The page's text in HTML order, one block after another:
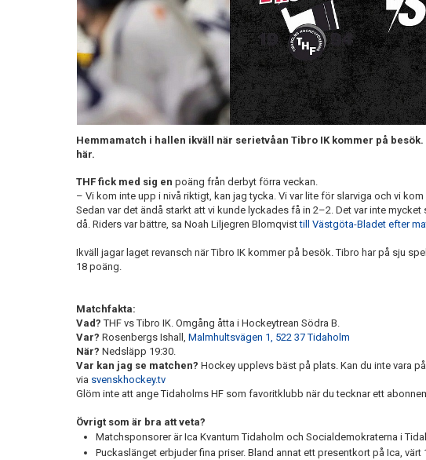
Hemmamatch i hallen ikväll när serietvåan Tibro IK kommer på
här.
THF fick med sig en poäng från derbyt förra veckan.
– Vi kom inte upp i nivå riktigt, kan jag tycka. Vi var lite för slarviga och vi
Sedan var det ändå starkt att vi kunde lyckades få in 2–2. Det var inte
då. Riders var bättre, sa Noah Liljegren Blomqvisttill Västgöta-Bladet efter
Ikväll jagar laget revansch när Tibro IK kommer på besök. Tibro har på sju
18 poäng.
Matchfakta:
Vad?THF vs Tibro IK. Omgång åtta i Hockeytrean Södra B.
Var? Rosenbergs Ishall, Malmhultsvägen 1, 522 37 Tidaholm
När? Nedsläpp 19:30.
Var kan jag se matchen? Hockey upplevs bäst på plats. Kan du inte vara
via svenskhockey.tv
Glöm inte att ange Tidaholms HF som favoritklubb när du tecknar ett
Övrigt som är bra att veta?
Matchsponsorer är Ica Kvantum Tidaholm och Socialdemokraterna i
Puckaslänget erbjuder fina priser. Bland annat ett presentkort på Ica, värt